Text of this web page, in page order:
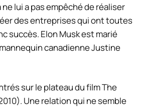
lui a pas empêché de réaliser
des entreprises qui ont toutes
succès. Elon Musk est marié
canadienne Justine
sur le plateau du film The
Une relation qui ne semble